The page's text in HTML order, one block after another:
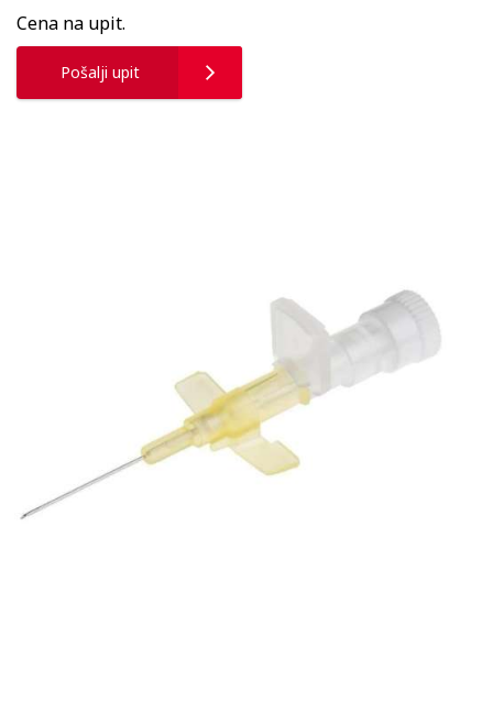
Cena na upit.
Pošalji upit